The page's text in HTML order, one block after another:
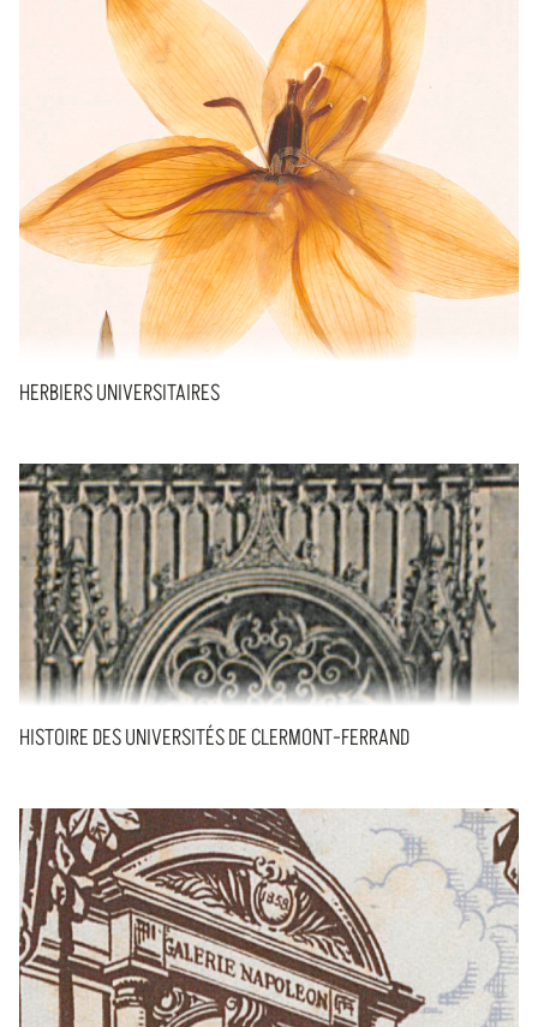
HERBIERS UNIVERSITAIRES
HISTOIRE DES UNIVERSITÉS DE CLERMONT-FERRAND